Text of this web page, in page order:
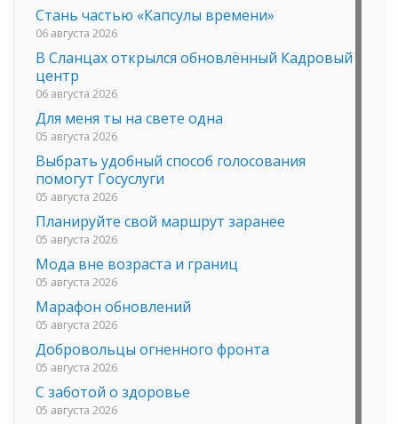
Стань частью «Капсулы времени»
06 августа 2026
В Сланцах открылся обновлённый Кадровый
центр
06 августа 2026
Для меня ты на свете одна
05 августа 2026
Выбрать удобный способ голосования
помогут Госуслуги
05 августа 2026
Планируйте свой маршрут заранее
05 августа 2026
Мода вне возраста и границ
05 августа 2026
Марафон обновлений
05 августа 2026
Добровольцы огненного фронта
05 августа 2026
С заботой о здоровье
05 августа 2026